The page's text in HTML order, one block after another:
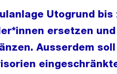
Utogrund bis
ersetzen
Ausserdem